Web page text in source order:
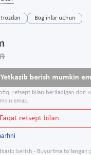
Bog'inlar uchun
Yetkazib berish mumkin
retsept bilan beriladigan dori
emas.
Faqat retsept bilan
berish - Buyurtma to'langan